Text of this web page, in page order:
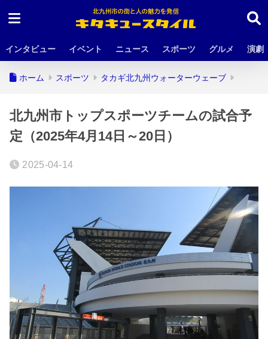
インタビュー イベント ニュース スポーツ グルメ 演劇
ホーム スポーツ タカギ北九州ウォーターウェーブ
北九州市トップスポーツチームの試合予
定（2025年4月14日～20日）
2025-04-14